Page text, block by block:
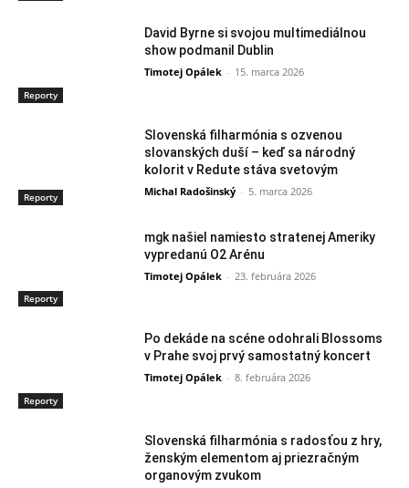
Reporty
David Byrne si svojou multimediálnou
show podmanil Dublin
Timotej Opálek - 15. marca 2026
Reporty
Slovenská filharmónia s ozvenou
slovanských duší – keď sa národný
kolorit v Redute stáva svetovým
Michal Radošinský - 5. marca 2026
Reporty
mgk našiel namiesto stratenej Ameriky
vypredanú O2 Arénu
Timotej Opálek - 23. februára 2026
Reporty
Po dekáde na scéne odohrali Blossoms
v Prahe svoj prvý samostatný koncert
Timotej Opálek - 8. februára 2026
Slovenská filharmónia s radosťou z hry,
ženským elementom aj priezračným
organovým zvukom